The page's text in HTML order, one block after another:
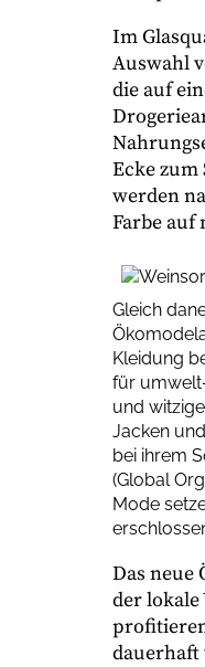
Im
Auswahl
die auf
Ecke
werden
Farbe auf
Gleich
Kleidung
für
und
Jacken
bei ihrem
(Global
Mode
Das neue
der